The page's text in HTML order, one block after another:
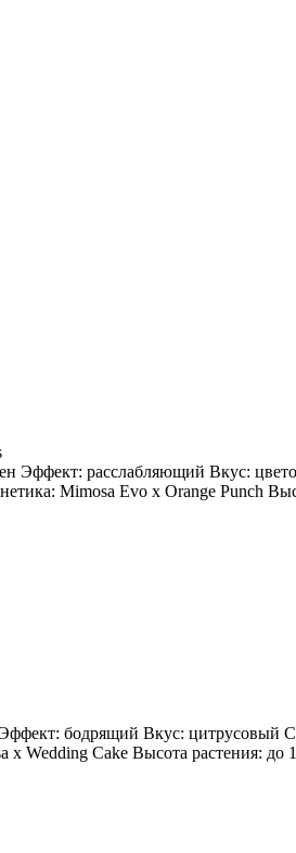
Эффект: расслабляющий Вкус:
Mimosa Evo x Orange Punch
бодрящий Вкус: цитрусовый
x Wedding Cake Высота растения: